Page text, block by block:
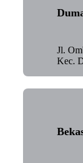
Jl.
Kec.